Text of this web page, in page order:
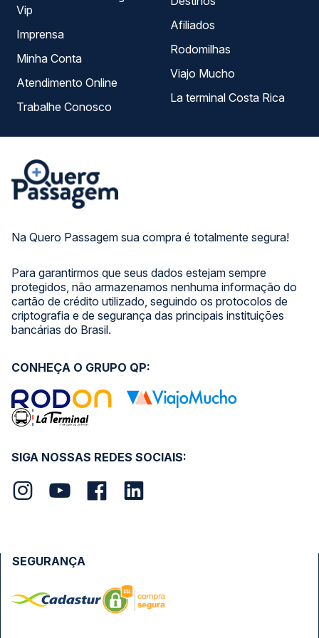
Na Quero Passagem sua compra é totalmente segura!
Para garantirmos que seus dados estejam sempre
protegidos, não armazenamos nenhuma informação do
cartão de crédito utilizado, seguindo os protocolos de
criptografia e de segurança das principais instituições
bancárias do Brasil.
Vip
Imprensa
Minha Conta
Atendimento Online
Trabalhe Conosco
Afiliados
Rodomilhas
Viajo Mucho
La terminal Costa Rica
SIGA NOSSAS REDES SOCIAIS:
CONHEÇA O GRUPO QP:
SEGURANÇA